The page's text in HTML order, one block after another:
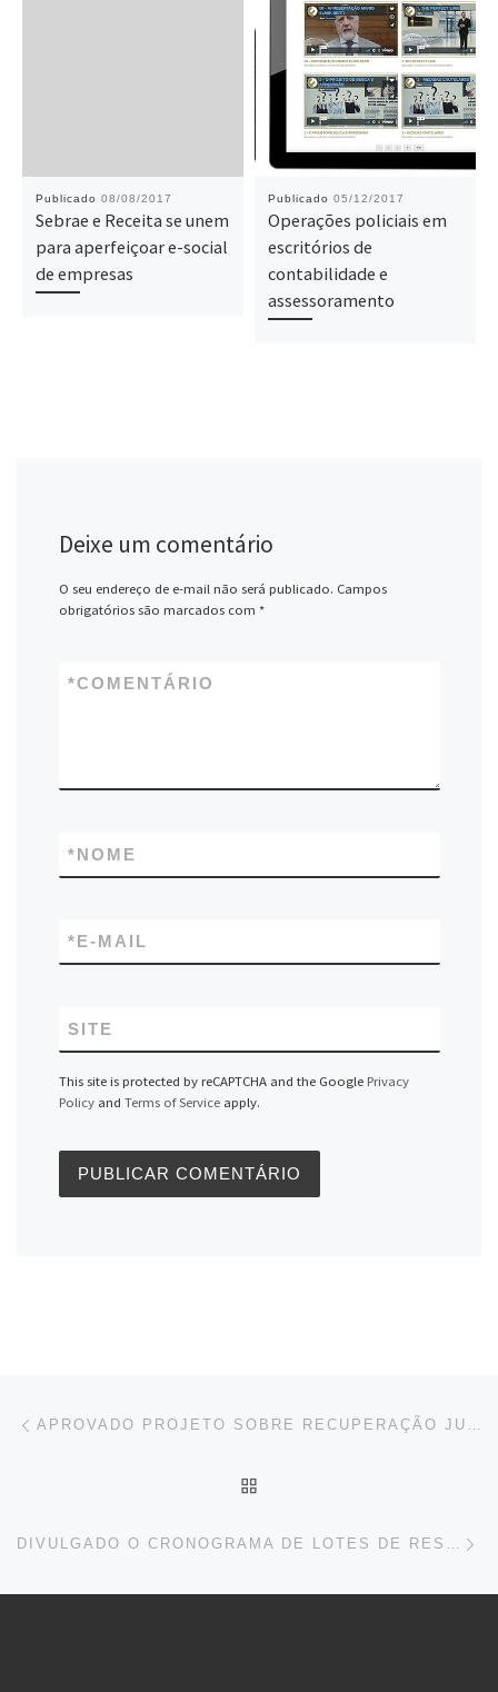
Publicado 08/08/2017
Sebrae e Receita se unem
para aperfeiçoar e-social
de empresas
Publicado 05/12/2017
Operações policiais em
escritórios de
contabilidade e
assessoramento
Deixe um comentário
O seu endereço de e-mail não será publicado. Campos
obrigatórios são marcados com *
COMENTÁRIO
*
NOME
*
E-MAIL
*
SITE
This site is protected by reCAPTCHA and the Google Privacy
Policyand Terms of Serviceapply.
Navegação do post APROVADO PROJETO SOBRE RECUPERAÇÃO JUDICIAL DE PEQUENAS E MICRO EMPRESAS
DIVULGADO O CRONOGRAMA DE LOTES DE RESTITUIÇÃO DO IRPF